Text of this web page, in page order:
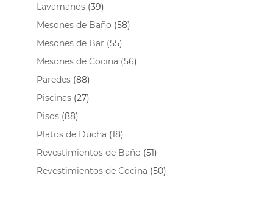
Lavamanos (39)
Mesones de Baño (58)
Mesones de Bar (55)
Mesones de Cocina (56)
Paredes (88)
Piscinas (27)
Pisos (88)
Platos de Ducha (18)
Revestimientos de Baño (51)
Revestimientos de Cocina (50)